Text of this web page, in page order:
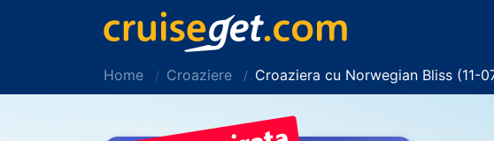
Home Croaziere Croaziera cu Norwegian Bliss